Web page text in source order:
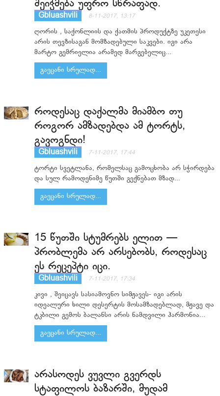
შეიჭმება უფრო სწრაფად.
Gbluashvili 8-11-2017, 13:17
ღორის , საქონლიის და ქათმის პროდუქტზე უკეთესი
არის თევზისაგან მომზადებული საკვები. იგი არა
მარტო გემრიელია არამედ მარგებელიც...
გაეცანი სრულად...
როდესაც დაქალმა მიამბო თუ
როგორ ამზადებდა ამ ტორტს,
გავოგნდი!
Gbluashvili 7-11-2017, 17:44
ტორტი სვეტლანა, რომელსაც გამოცხობა არ სჭირდება
და სულ რამოდენიმე წუთში გექნებათ მზად...
გაეცანი სრულად...
15 წუთში სტუმრებს ელით —
პრობლემა არ არსებობს, როდესაც
ეს რეცეპტი იცი.
Gbluashvili 7-11-2017, 17:34
კივი , შეიცავს სასიამოვნო სიმჟავეს- იგი არის
იდეალური ხილი დესერტის მოსამზადებლად, მჟავე და
ტკბილი გემოს ბალანსი არის ნამდვილი ჰარმონია...
გაეცანი სრულად...
არასოდეს ვუვლი გვერდს
სტაფილოს ბაზარში, მუდამ